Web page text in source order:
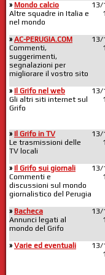
» Mondo calcio
Altre squadre in Italia e
nel mondo
13/
» AC-PERUGIA.COM
Commenti,
suggerimenti,
segnalazioni per
migliorare il vostro sito
13/
» Il Grifo nel web
Gli altri siti internet sul
Grifo
13/
» Il Grifo in TV
Le trasmissioni delle
TV locali
13/
» Il Grifo sui giornali
Commenti e
discussioni sul mondo
giornalistico del Perugia
13/
» Bacheca
Annunci legati al
mondo del Grifo
13/
» Varie ed eventuali
13/